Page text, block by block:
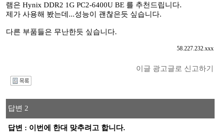
램은 Hynix DDR2 1G PC2-6400U BE 를 추천드립니다.
제가 사용해 봤는데...성능이 괜찮은듯 싶습니다.
다른 부품들은 무난한듯 싶습니다.
58.227.232.xxx
이글 광고글로 신고하기
답변 2
답변 : 이번에 한대 맞추려고 합니다.